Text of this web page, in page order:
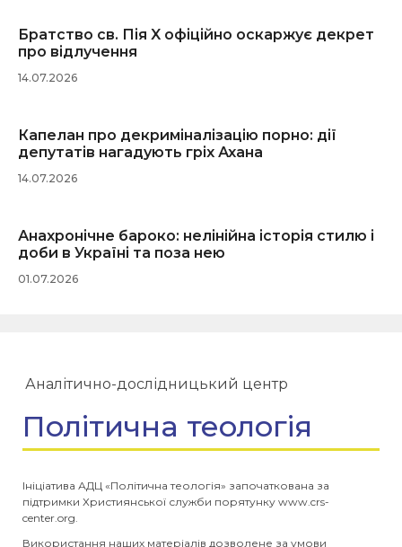
Братство св. Пія X офіційно оскаржує декрет
про відлучення
14.07.2026
Капелан про декриміналізацію порно: дії
депутатів нагадують гріх Ахана
14.07.2026
Анахронічне бароко: нелінійна історія стилю і
доби в Україні та поза нею
01.07.2026
Аналітично-дослідницький центр
Політична теологія
Ініціатива АДЦ «Політична теологія» започаткована за
підтримки Християнської служби порятунку www.crs-
center.org.
Використання наших матеріалів дозволене за умови